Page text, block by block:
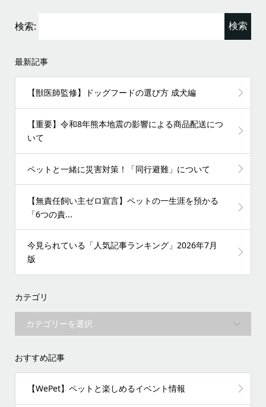
検索:
最新記事
【獣医師監修】ドッグフードの選び方 成犬編
【重要】令和8年熊本地震の影響による商品配送につ
いて
ペットと一緒に災害対策！「同行避難」について
【無責任飼い主ゼロ宣言】ペットの一生涯を預かる
「6つの責...
今見られている「人気記事ランキング」2026年7月
版
カテゴリ
おすすめ記事
【WePet】ペットと楽しめるイベント情報